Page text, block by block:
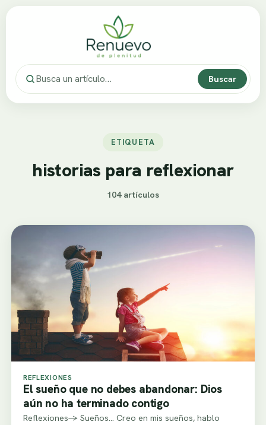
Buscar
ETIQUETA
historias para reflexionar
104 artículos
REFLEXIONES
El sueño que no debes abandonar: Dios
aún no ha terminado contigo
Reflexiones-> Sueños... Creo en mis sueños, hablo